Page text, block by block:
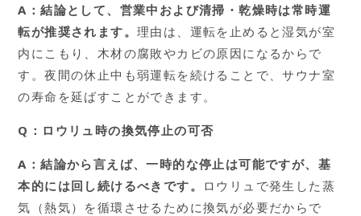
A：結論として、営業中および清掃・乾燥時は常時運
転が推奨されます。理由は、運転を止めると湿気が室
内にこもり、木材の腐敗やカビの原因になるからで
す。夜間の休止中も弱運転を続けることで、サウナ室
の寿命を延ばすことができます。
Q：ロウリュ時の換気停止の可否
A：結論から言えば、一時的な停止は可能ですが、基
本的には回し続けるべきです。 ロウリュで発生した蒸
気（熱気）を循環させるために換気が必要だからで